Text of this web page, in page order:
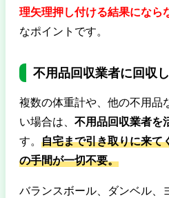
理矢理押し付ける結果になら
なポイントです。
不用品回収業者に回収
複数の体重計や、他の不用品
い場合は、 不用品回収業者を
す。 自宅まで引き取りに来て
の手間が一切不要。
バランスボール、ダンベル、